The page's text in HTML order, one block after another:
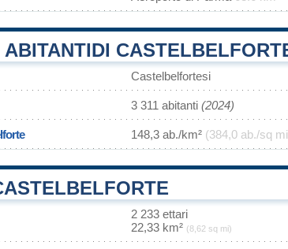
Castelbelfortesi
3 311 abitanti (2024)
148,3 ab./km² (384,0 ab./sq
2 233 ettari
22,33 km² (8,62 sq mi)